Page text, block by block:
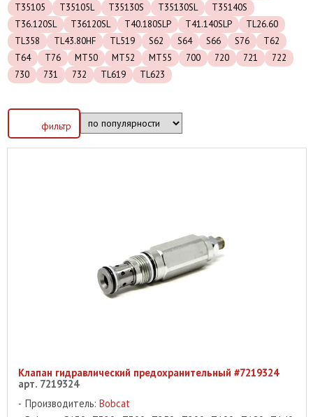
T35105
T35105L T35130S T35130SL
T35140S
T36.120SL
T36120SL T40.180SLP T41.140SLP
TL26.60
TL358
TL43.80HF TL519 S62 S64 S66 S76
T62
T64
T76 MT50 MT52 MT55 700 720 721
722
730
731 732 TL619 TL623
фильтр
Клапан гидравлический предохранительный #7219324
арт. 7219324
Производитель: Bobcat